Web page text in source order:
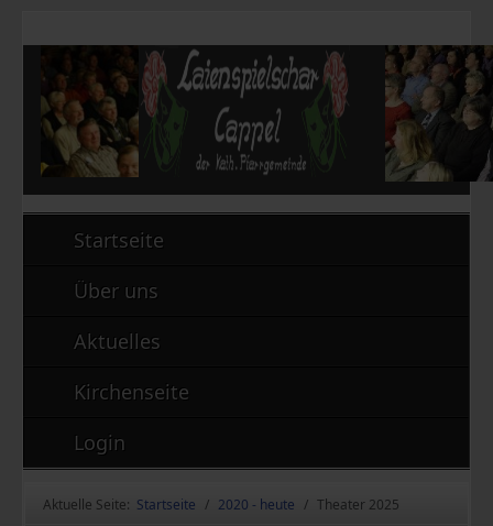
Startseite
Über uns
Aktuelles
Kirchenseite
Login
Aktuelle Seite: Startseite 2020 - heute Theater 2025